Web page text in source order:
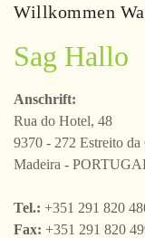
Willkommen
Sag Hallo
Anschrift:
Rua do Hotel, 48
9370 - 272 Estreito da
Madeira -
Tel.: +351 291 820
Fax: +351 291 820